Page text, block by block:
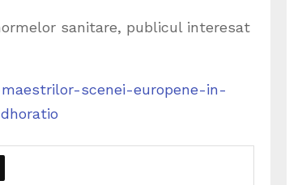
sanitare, publicul interesat
scenei-europene-in-